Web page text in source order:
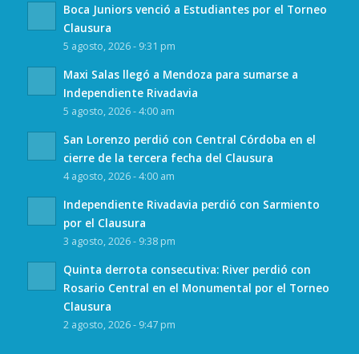
Boca Juniors venció a Estudiantes por el Torneo
Clausura
5 agosto, 2026 - 9:31 pm
Maxi Salas llegó a Mendoza para sumarse a
Independiente Rivadavia
5 agosto, 2026 - 4:00 am
San Lorenzo perdió con Central Córdoba en el
cierre de la tercera fecha del Clausura
4 agosto, 2026 - 4:00 am
Independiente Rivadavia perdió con Sarmiento
por el Clausura
3 agosto, 2026 - 9:38 pm
Quinta derrota consecutiva: River perdió con
Rosario Central en el Monumental por el Torneo
Clausura
2 agosto, 2026 - 9:47 pm